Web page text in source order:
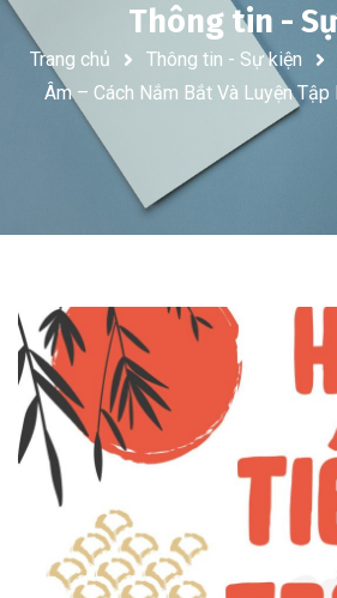
Thông tin -
Trang chủ Thông tin - Sự kiện
Âm – Cách Nắm Bắt Và Luyện